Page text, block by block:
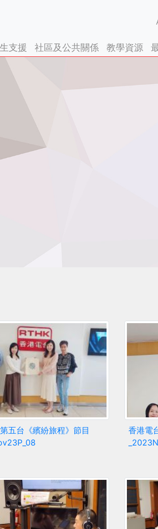
支援 社區及公共關係 教學資源
五台《繽紛旅程》節目
香港電